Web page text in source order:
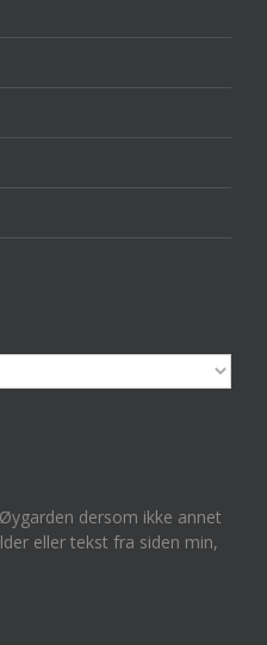
dersom ikke annet
eller tekst fra siden min,